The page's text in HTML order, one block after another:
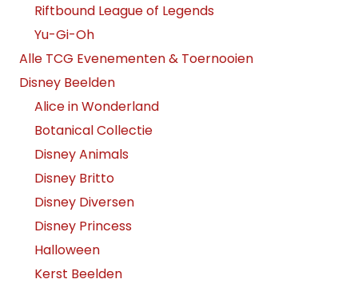
Riftbound League of Legends
Yu-Gi-Oh
Alle TCG Evenementen & Toernooien
Disney Beelden
Alice in Wonderland
Botanical Collectie
Disney Animals
Disney Britto
Disney Diversen
Disney Princess
Halloween
Kerst Beelden